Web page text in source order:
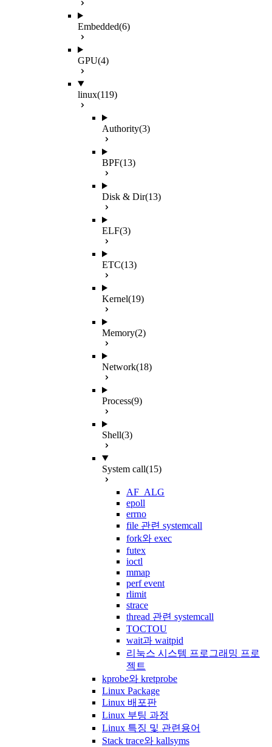
Embedded(6)
GPU(4)
linux(119)
Authority(3)
BPF(13)
Disk & Dir(13)
ELF(3)
ETC(13)
Kernel(19)
Memory(2)
Network(18)
Process(9)
Shell(3)
System call(15)
AF_ALG
epoll
errno
file 관련 systemcall
fork와 exec
futex
ioctl
mmap
perf event
rlimit
strace
thread 관련 systemcall
TOCTOU
wait과 waitpid
리눅스 시스템 프로그래밍 프로
젝트
kprobe와 kretprobe
Linux Package
Linux 배포판
Linux 부팅 과정
Linux 특징 및 관련용어
Stack trace와 kallsyms